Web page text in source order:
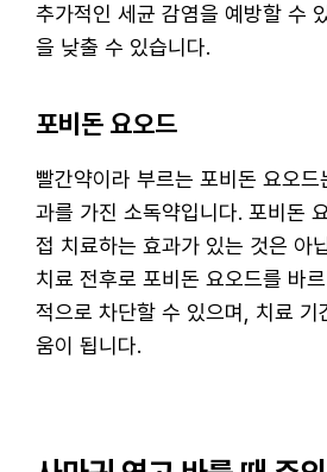
추가적인 세균 감염을 예방할 수
을 낮출 수 있습니다.
포비돈 요오드
빨간약이라 부르는 포비돈 요오
과를 가진 소독약입니다. 포비돈
접 치료하는 효과가 있는 것은 아
치료 전후로 포비돈 요오드를 바
적으로 차단할 수 있으며, 치료 기
움이 됩니다.